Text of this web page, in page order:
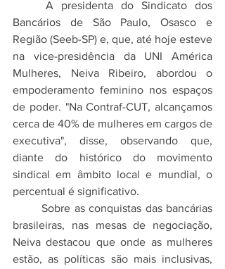
Bancários de São Paulo, Osasco e
Região (Seeb-SP) e, que, até hoje esteve
na vice-presidência da UNI América
Mulheres, Neiva Ribeiro, abordou o
empoderamento feminino nos espaços
de poder. "Na Contraf-CUT, alcançamos
cerca de 40% de mulheres em cargos de
executiva", disse, observando que,
diante do histórico do movimento
sindical em âmbito local e mundial, o
percentual é significativo.
	Sobre as conquistas das bancárias
brasileiras, nas mesas de negociação,
Neiva destacou que onde as mulheres
estão, as políticas são mais inclusivas,